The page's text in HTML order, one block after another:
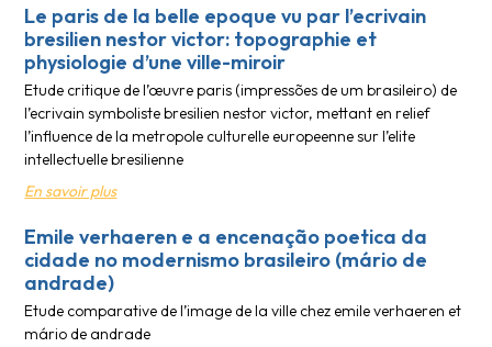
Le paris de la belle epoque vu par l’ecrivain
bresilien nestor victor: topographie et
physiologie d’une ville-miroir
Etude critique de l’œuvre paris (impressões de um brasileiro) de
l’ecrivain symboliste bresilien nestor victor, mettant en relief
l’influence de la metropole culturelle europeenne sur l’elite
intellectuelle bresilienne
En savoir plus
Emile verhaeren e a encenação poetica da
cidade no modernismo brasileiro (mário de
andrade)
Etude comparative de l’image de la ville chez emile verhaeren et
mário de andrade